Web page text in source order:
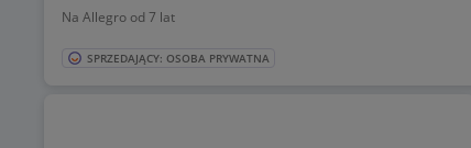
Na Allegro od 7 lat
SPRZEDAJĄCY: OSOBA PRYWATNA